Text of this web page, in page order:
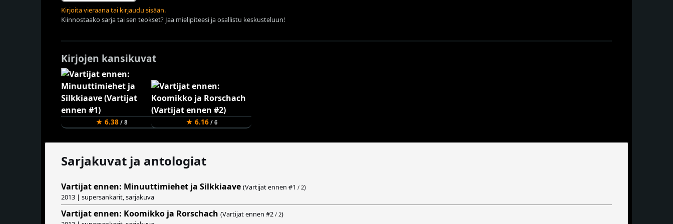
Kirjoita vieraana tai kirjaudu sisään.
Kiinnostaako sarja tai sen teokset? Jaa mielipiteesi ja osallistu keskusteluun!
Kirjojen kansikuvat
★ 6.38/ 8 ★ 6.16/ 6
Sarjakuvat ja antologiat
Vartijat ennen: Minuuttimiehet ja Silkkiaave (Vartijat ennen #1 / 2)
2013 | supersankarit, sarjakuva
Vartijat ennen: Koomikko ja Rorschach (Vartijat ennen #2 / 2)